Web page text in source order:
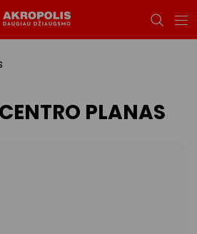
PLANAS